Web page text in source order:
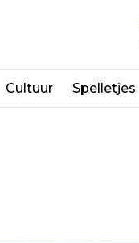
Cultuur Spelletjes